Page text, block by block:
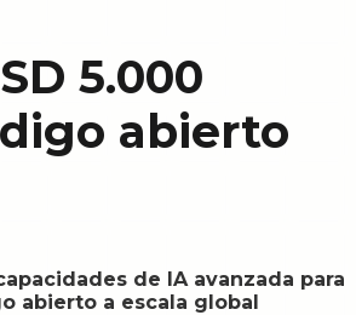
5.000
abierto
de IA avanzada para
abierto a escala global